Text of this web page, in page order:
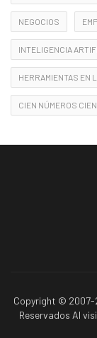
NEGOCIOS
INTELIGENCIA
HERRAMIENTAS EN
CIEN NÚMEROS
Copyright © 2007-
Reservados Al